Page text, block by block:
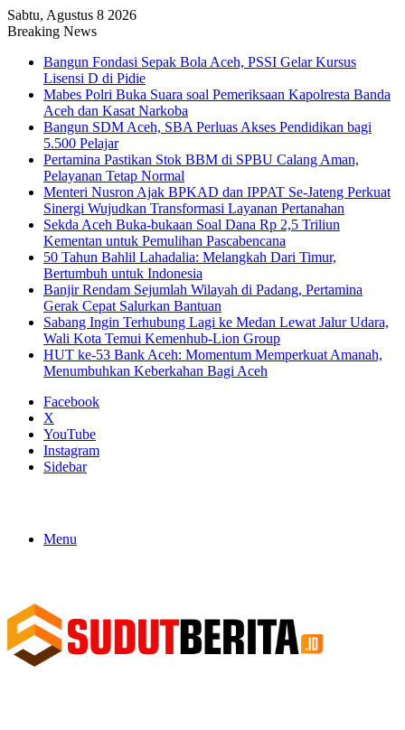
Sabtu, Agustus 8 2026
Breaking News
Bangun Fondasi Sepak Bola Aceh, PSSI Gelar Kursus
Lisensi D di Pidie
Mabes Polri Buka Suara soal Pemeriksaan Kapolresta Banda
Aceh dan Kasat Narkoba
Bangun SDM Aceh, SBA Perluas Akses Pendidikan bagi
5.500 Pelajar
Pertamina Pastikan Stok BBM di SPBU Calang Aman,
Pelayanan Tetap Normal
Menteri Nusron Ajak BPKAD dan IPPAT Se-Jateng Perkuat
Sinergi Wujudkan Transformasi Layanan Pertanahan
Sekda Aceh Buka-bukaan Soal Dana Rp 2,5 Triliun
Kementan untuk Pemulihan Pascabencana
50 Tahun Bahlil Lahadalia: Melangkah Dari Timur,
Bertumbuh untuk Indonesia
Banjir Rendam Sejumlah Wilayah di Padang, Pertamina
Gerak Cepat Salurkan Bantuan
Sabang Ingin Terhubung Lagi ke Medan Lewat Jalur Udara,
Wali Kota Temui Kemenhub-Lion Group
HUT ke-53 Bank Aceh: Momentum Memperkuat Amanah,
Menumbuhkan Keberkahan Bagi Aceh
Facebook
X
YouTube
Instagram
Sidebar
Menu